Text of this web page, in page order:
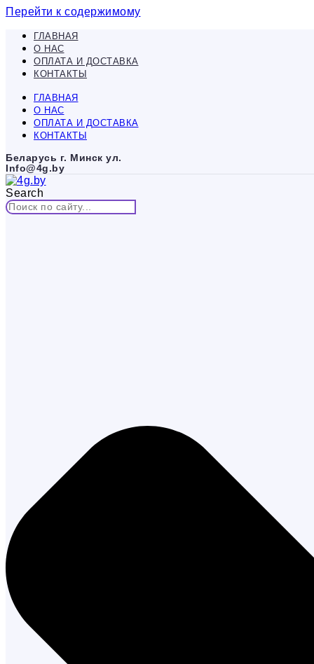
Перейти к содержимому
ГЛАВНАЯ
О НАС
ОПЛАТА И ДОСТАВКА
КОНТАКТЫ
ГЛАВНАЯ
О НАС
ОПЛАТА И ДОСТАВКА
КОНТАКТЫ
Беларусь г. Минск ул.
Info@4g.by
Search